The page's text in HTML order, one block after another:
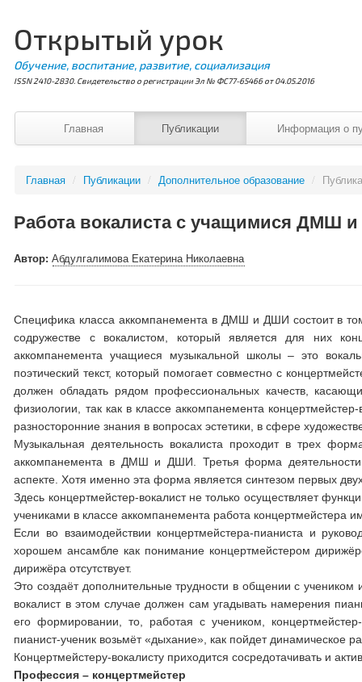
Открытый урок
Обучение, воспитание, развитие, социализация
ISSN 2410-2830. Свидетельство о регистрации Эл № ФС77-65466 от 04.05.2016
Главная Публикации Информация о
Главная / Публикации / Дополнительное образование /
Работа вокалиста с учащимися ДМШ
Автор:Абдулгалимова Екатерина Николаевна
Специфика класса аккомпанемента в ДМШ и ДШИ состоит в
содружестве с вокалистом, который является для них
аккомпанемента учащиеся музыкальной школы – это
поэтический текст, который помогает совместно с
должен обладать рядом профессиональных качеств,
физиологии, так как в классе аккомпанемента
разносторонние знания в вопросах эстетики, в сфере
Музыкальная деятельность вокалиста проходит в трех
аккомпанемента в ДМШ и ДШИ. Третья форма деятельности
аспекте. Хотя именно эта форма является синтезом первых
Здесь концертмейстер-вокалист не только осуществляет
учениками в классе аккомпанемента работа концертмейстера
Если во взаимодействии концертмейстера-пианиста и
хорошем ансамбле как понимание концертмейстером
дирижёра отсутствует.
Это создаёт дополнительные трудности в общении с
вокалист в этом случае должен сам угадывать намерения
его формировании, то, работая с учеником, концертмейстер-
пианист-ученик возьмёт «дыхание», как пойдет динамическое
Концертмейстеру-вокалисту приходится сосредотачивать и
Профессия – концертмейстер